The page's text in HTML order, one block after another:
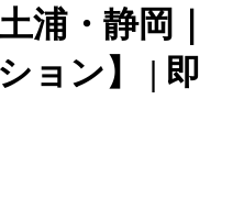
浦・静岡｜
ョン】 | 即